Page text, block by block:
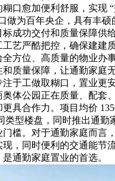
口愈加便利舒服，实现
做为百年央企，具有丰
成功交付和质量保障供
艺严酷把控，确保建建
全方位、高质量的物业办
质量保障，让通勤家庭
于工做取糊口，置业更
体公园正在质量、配套
具合作力。项目均价
类型楼盘，同时推出通勤
槛。对于通勤家庭而言
，同时便利的交通能节
通勤家庭置业的首选。